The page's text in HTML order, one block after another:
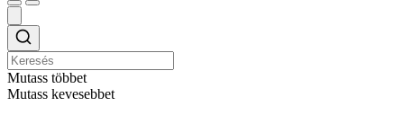
Mutass többet
Mutass kevesebbet